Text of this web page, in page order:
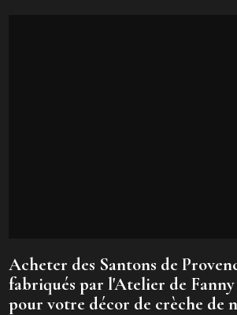
Acheter des Santons de
fabriqués par l'Atelier de
pour votre décor de crèche de